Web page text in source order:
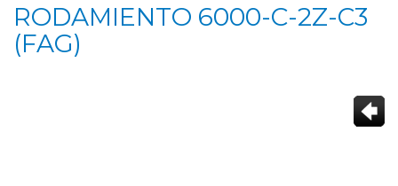
RODAMIENTO 6000-C-2Z-C3
(FAG)